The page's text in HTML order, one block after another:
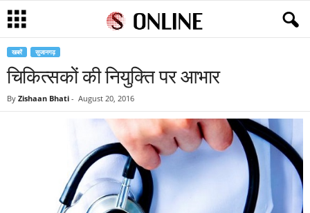
खबरें सुजानगढ़
चिकित्सकों की नियुक्ति पर आभार
By Zishaan Bhati - August 20, 2016